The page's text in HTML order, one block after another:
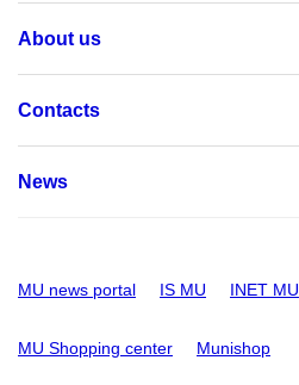
About us
Contacts
News
MU news portal IS MU INET MU
MU Shopping center Munishop